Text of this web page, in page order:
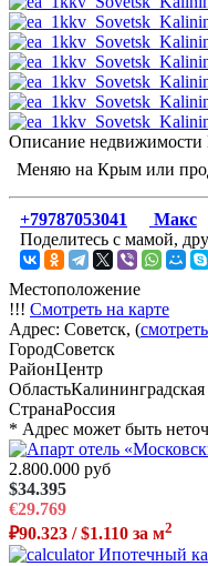
Описание
Меняю на Крым или
+79787053041
Макс
Поделитесь с мамой,
Местоположение
!!! Смотреть на карте
Адрес: Советск, (
ГородСоветск
РайонЦентр
ОбластьКалининградская
СтранаРоссия
* Адрес может быть
2.800.000 руб
$34.395
€29.769
₽90.323 / $1.110 за м2
Ипотечный